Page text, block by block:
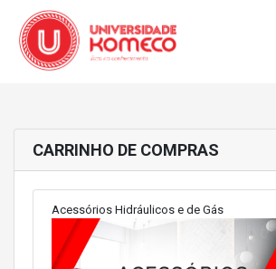
CARRINHO DE COMPRAS
Acessórios Hidráulicos e de Gás